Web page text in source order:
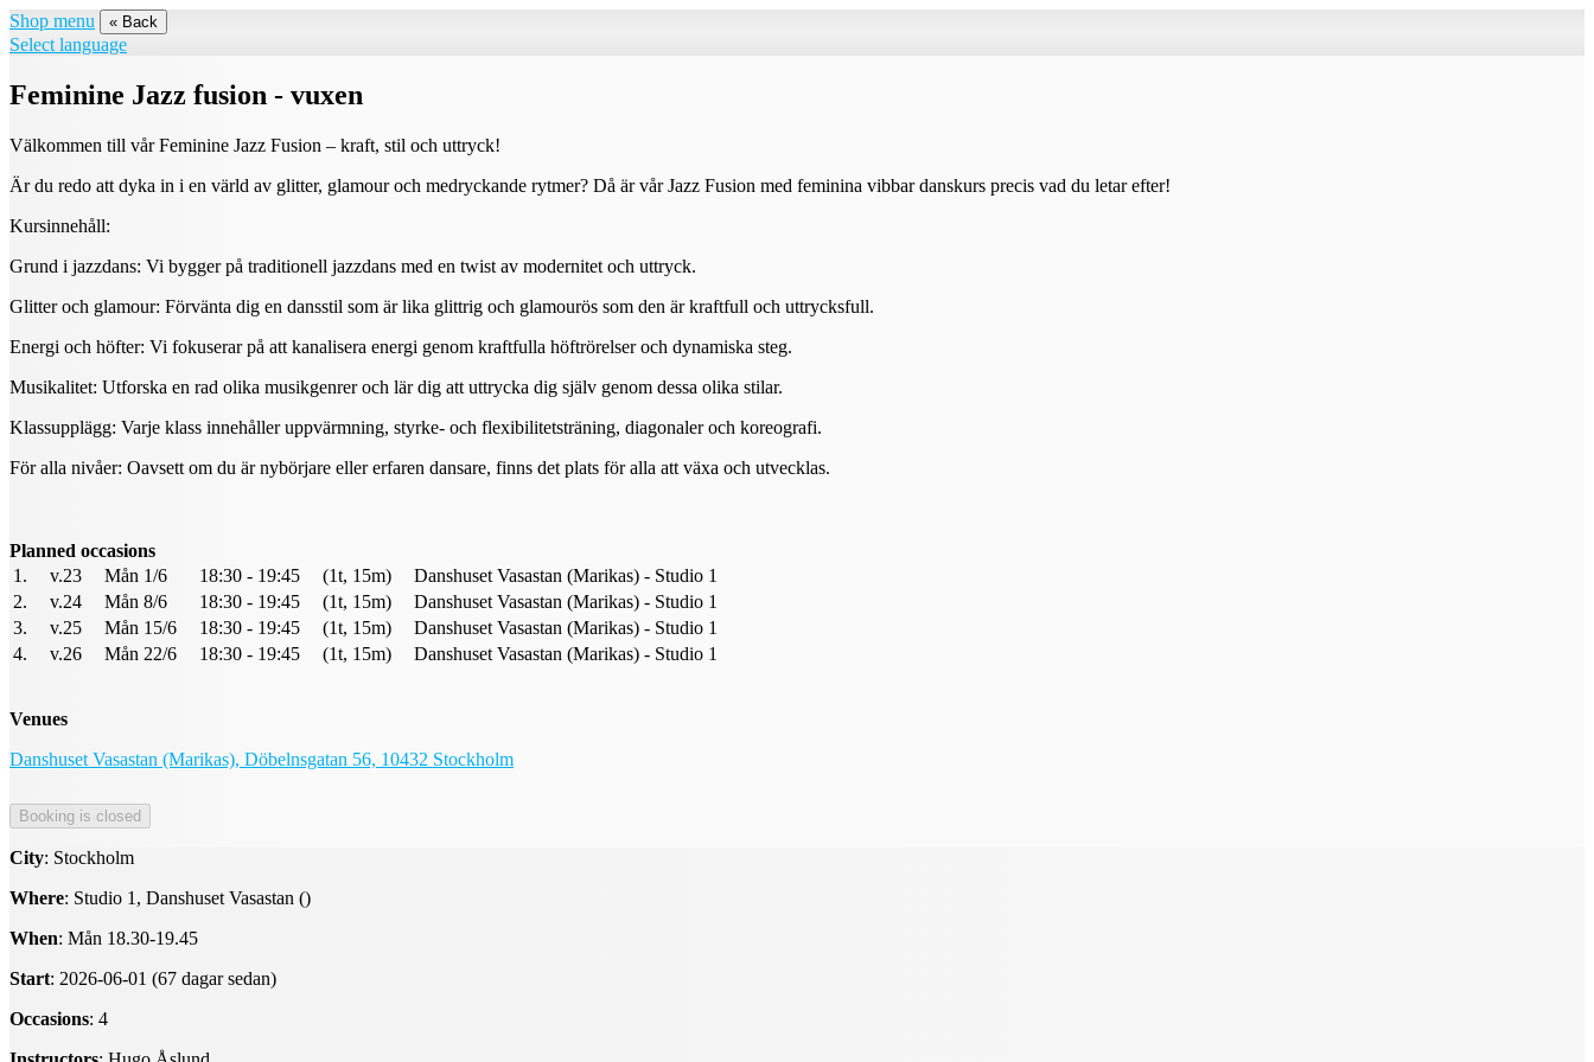
Shop menu « Back
Select language
Feminine Jazz fusion - vuxen
Välkommen till vår Feminine Jazz Fusion – kraft, stil och uttryck!
Är du redo att dyka in i en värld av glitter, glamour och medryckande rytmer? Då är vår Jazz Fusion med feminina vibbar danskurs precis vad du letar efter!
Kursinnehåll:
Grund i jazzdans: Vi bygger på traditionell jazzdans med en twist av modernitet och uttryck.
Glitter och glamour: Förvänta dig en dansstil som är lika glittrig och glamourös som den är kraftfull och uttrycksfull.
Energi och höfter: Vi fokuserar på att kanalisera energi genom kraftfulla höftrörelser och dynamiska steg.
Musikalitet: Utforska en rad olika musikgenrer och lär dig att uttrycka dig själv genom dessa olika stilar.
Klassupplägg: Varje klass innehåller uppvärmning, styrke- och flexibilitetsträning, diagonaler och koreografi.
För alla nivåer: Oavsett om du är nybörjare eller erfaren dansare, finns det plats för alla att växa och utvecklas.
Planned occasions
1.
v.23 Mån 1/6 18:30 - 19:45 (1t, 15m)
Danshuset Vasastan (Marikas) - Studio 1
2.
v.24 Mån 8/6 18:30 - 19:45 (1t, 15m)
Danshuset Vasastan (Marikas) - Studio 1
3.
v.25 Mån 15/6 18:30 - 19:45 (1t, 15m)
Danshuset Vasastan (Marikas) - Studio 1
4.
v.26 Mån 22/6 18:30 - 19:45 (1t, 15m) Danshuset Vasastan (Marikas) - Studio 1
Venues
Danshuset Vasastan (Marikas), Döbelnsgatan 56, 10432 Stockholm
City: Stockholm
Where: Studio 1, Danshuset Vasastan ()
When: Mån 18.30-19.45
Start: 2026-06-01 (67 dagar sedan)
Occasions: 4